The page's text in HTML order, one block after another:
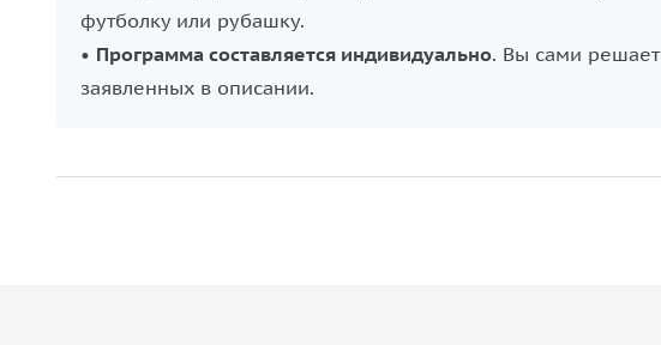
футболку или рубашку.
• Программа составляется индивидуально. Вы сами
заявленных в описании.